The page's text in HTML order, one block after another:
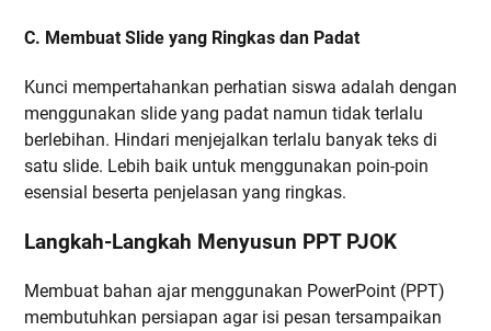
C. Membuat Slide yang Ringkas dan Padat
Kunci mempertahankan perhatian siswa adalah dengan
menggunakan slide yang padat namun tidak terlalu
berlebihan. Hindari menjejalkan terlalu banyak teks di
satu slide. Lebih baik untuk menggunakan poin-poin
esensial beserta penjelasan yang ringkas.
Langkah-Langkah Menyusun PPT PJOK
Membuat bahan ajar menggunakan PowerPoint (PPT)
membutuhkan persiapan agar isi pesan tersampaikan